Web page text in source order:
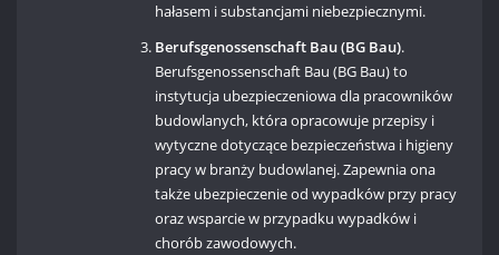
hałasem i substancjami niebezpiecznymi.
Berufsgenossenschaft Bau (BG Bau).
Berufsgenossenschaft Bau (BG Bau) to
instytucja ubezpieczeniowa dla pracowników
budowlanych, która opracowuje przepisy i
wytyczne dotyczące bezpieczeństwa i higieny
pracy w branży budowlanej. Zapewnia ona
także ubezpieczenie od wypadków przy pracy
oraz wsparcie w przypadku wypadków i
chorób zawodowych.